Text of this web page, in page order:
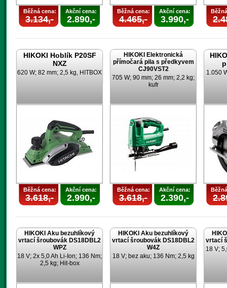
Běžná cena:
3.134,-
Akční cena:
2.890,-
Běžná cena:
4.465,-
Akční cena:
3.990,-
HIKOKI Hoblík P20SF
NXZ
620 W; 82 mm; 2,5 kg, HITBOX
Běžná cena:
3.618,-
Akční cena:
2.990,-
HIKOKI Elektronická
přímočará pila s předkyvem
CJ90VST2
705 W; 90 mm; 26 mm; 2,2 kg;
kufr
Běžná cena:
3.618,-
Akční cena:
2.390,-
1.050
HIKOKI Aku bezuhlíkový
vrtací šroubovák DS18DBL2
WPZ
18 V; 2x 5,0 Ah Li-Ion; 136 Nm;
2,5 kg; Hit-box
HIKOKI Aku bezuhlíkový
vrtací šroubovák DS18DBL2
W4Z
18 V; bez aku; 136 Nm; 2,5 kg
vrtací
18 V;